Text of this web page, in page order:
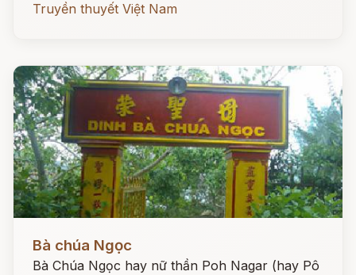
Truyền thuyết Việt Nam
Bà chúa Ngọc
Bà Chúa Ngọc hay nữ thần Poh Nagar (hay Pô